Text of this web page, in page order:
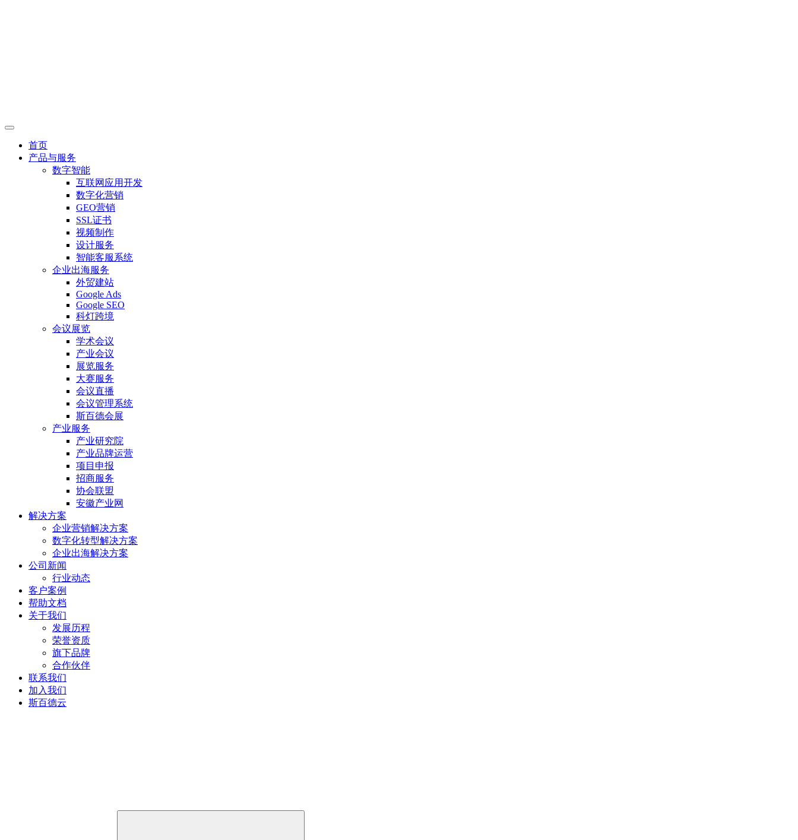
首页
产品与服务
数字智能
互联网应用开发
数字化营销
GEO营销
SSL证书
视频制作
设计服务
智能客服系统
企业出海服务
外贸建站
Google Ads
Google SEO
科灯跨境
会议展览
学术会议
产业会议
展览服务
大赛服务
会议直播
会议管理系统
斯百德会展
产业服务
产业研究院
产业品牌运营
项目申报
招商服务
协会联盟
安徽产业网
解决方案
企业营销解决方案
数字化转型解决方案
企业出海解决方案
公司新闻
行业动态
客户案例
帮助文档
关于我们
发展历程
荣誉资质
旗下品牌
合作伙伴
联系我们
加入我们
斯百德云